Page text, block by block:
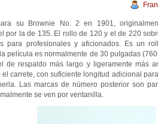
su Brownie No. 2 en 1901,
por la de 135. El rollo de 120 y el de 220
para profesionales y aficionados. Es un
película es normalmente de 30 pulgadas
de respaldo más largo y ligeramente más
carrete, con suficiente longitud adicional
Las marcas de número posterior son
se ven por ventanilla.